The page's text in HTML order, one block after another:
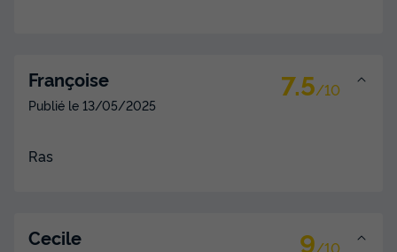
Françoise 7.5/10
Publié le 13/05/2025
Ras
Cecile 9/10